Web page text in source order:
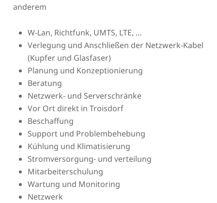
anderem
W-Lan, Richtfunk, UMTS, LTE, …
Verlegung und Anschließen der Netzwerk-Kabel
(Kupfer und Glasfaser)
Planung und Konzeptionierung
Beratung
Netzwerk- und Serverschränke
Vor Ort direkt in Troisdorf
Beschaffung
Support und Problembehebung
Kühlung und Klimatisierung
Stromversorgung- und verteilung
Mitarbeiterschulung
Wartung und Monitoring
Netzwerk